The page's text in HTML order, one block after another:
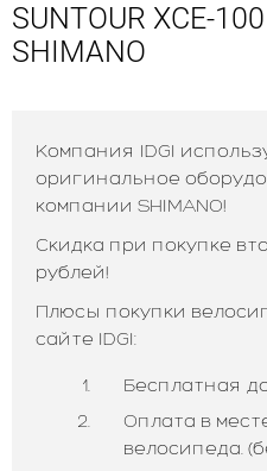
SUNTOUR XCE-
SHIMANO
Компания IDGI
оригинальное
компании SHIMANO!
Скидка при покупке
рублей!
Плюсы покупки
сайте IDGI:
Бесплатная
Оплата в
велосипеда.